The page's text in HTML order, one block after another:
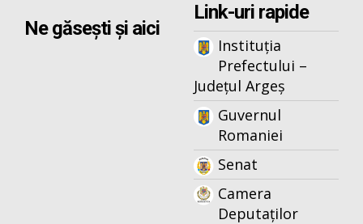
Ne găsești și aici
Link-uri rapide
Instituția
Prefectului –
Județul Argeș
Guvernul
Romaniei
Senat
Camera
Deputaților